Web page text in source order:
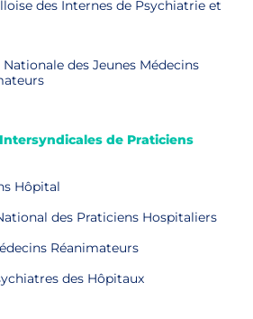
des Internes de Psychiatrie et
des Jeunes Médecins
de Praticiens
Hôpital
des Praticiens Hospitaliers
Réanimateurs
des Hôpitaux